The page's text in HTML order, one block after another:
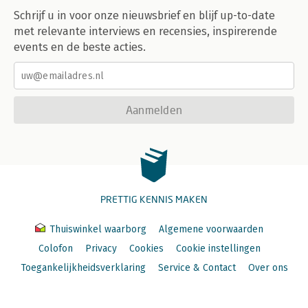
Schrijf u in voor onze nieuwsbrief en blijf up-to-date
met relevante interviews en recensies, inspirerende
events en de beste acties.
Aanmelden
PRETTIG KENNIS MAKEN
Thuiswinkel waarborg
Algemene voorwaarden
Colofon
Privacy Cookies
Cookie instellingen
Toegankelijkheidsverklaring
Service & Contact Over ons